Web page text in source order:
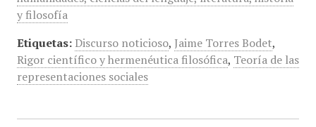
y filosofía
Etiquetas: Discurso noticioso, Jaime Torres Bodet,
Rigor científico y hermenéutica filosófica, Teoría de las
representaciones sociales